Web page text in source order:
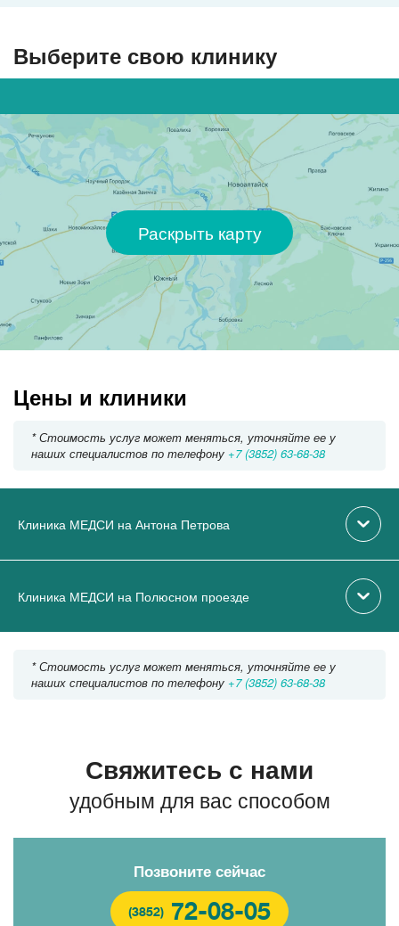
Выберите свою клинику
Раскрыть карту
Цены и клиники
* Стоимость услуг может меняться, уточняйте ее у
наших специалистов по телефону +7 (3852) 63-68-38
Клиника МЕДСИ на Антона Петрова
Клиника МЕДСИ на Полюсном проезде
* Стоимость услуг может меняться, уточняйте ее у
наших специалистов по телефону +7 (3852) 63-68-38
Свяжитесь с нами
удобным для вас способом
Позвоните сейчас
(3852) 72-08-05